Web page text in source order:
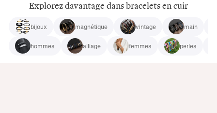
Explorez davantage dans bracelets en cuir
bijoux magnétique vintage main
hommes alliage femmes perles